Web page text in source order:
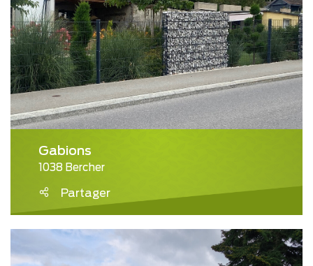
Gabions
1038 Bercher
Partager